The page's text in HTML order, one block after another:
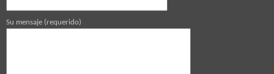
Su mensaje (requerido)